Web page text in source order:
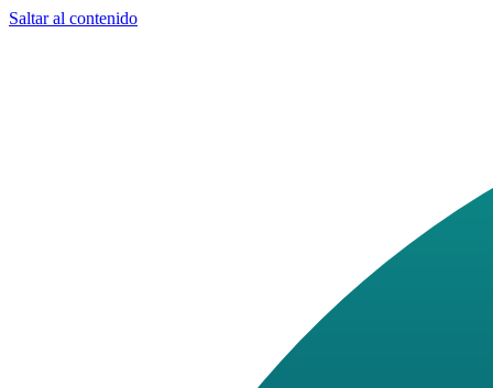
Saltar al contenido